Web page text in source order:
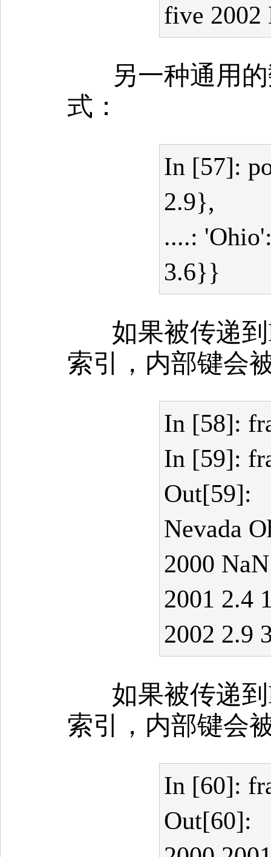
five 2002
另一种通用
式：
In [57]:
2.9},
....:
3.6}}
如果被传递
索引，内部键会
In [58]:
In [59]:
Out[59]:
Nevada
2000
2001 2.4
2002 2.9
如果被传递
索引，内部键会
In [60]:
Out[60]: